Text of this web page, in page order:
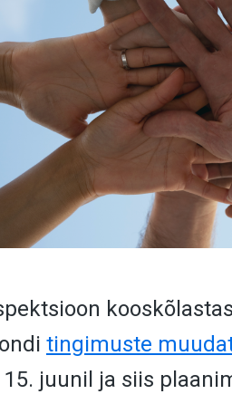
tingimuste
juunil ja siis